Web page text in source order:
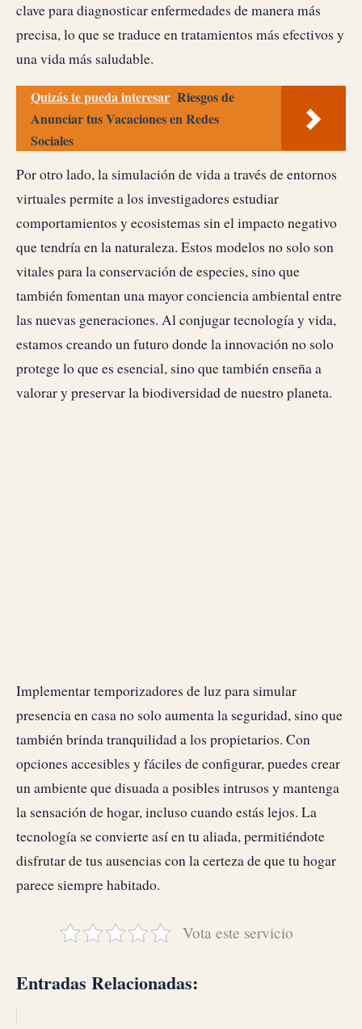
clave para diagnosticar enfermedades de manera más
precisa, lo que se traduce en tratamientos más efectivos y
una vida más saludable.
Quizás te pueda interesar Riesgos de
Anunciar tus Vacaciones en Redes
Sociales
Por otro lado, la simulación de vida a través de entornos
virtuales permite a los investigadores estudiar
comportamientos y ecosistemas sin el impacto negativo
que tendría en la naturaleza. Estos modelos no solo son
vitales para la conservación de especies, sino que
también fomentan una mayor conciencia ambiental entre
las nuevas generaciones. Al conjugar tecnología y vida,
estamos creando un futuro donde la innovación no solo
protege lo que es esencial, sino que también enseña a
valorar y preservar la biodiversidad de nuestro planeta.
Implementar temporizadores de luz para simular
presencia en casa no solo aumenta la seguridad, sino que
también brinda tranquilidad a los propietarios. Con
opciones accesibles y fáciles de configurar, puedes crear
un ambiente que disuada a posibles intrusos y mantenga
la sensación de hogar, incluso cuando estás lejos. La
tecnología se convierte así en tu aliada, permitiéndote
disfrutar de tus ausencias con la certeza de que tu hogar
parece siempre habitado.
Vota este servicio
Entradas Relacionadas: